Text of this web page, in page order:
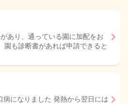
あり、通っている園に加配をお
園も診断書があれば申請できると
病になりました 発熱から翌日には